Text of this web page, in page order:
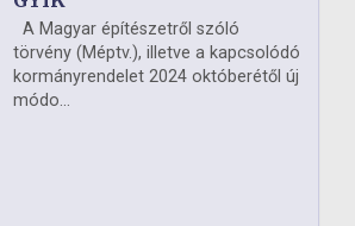
A Magyar építészetről szóló
törvény (Méptv.), illetve a kapcsolódó
kormányrendelet 2024 októberétől új
módo...